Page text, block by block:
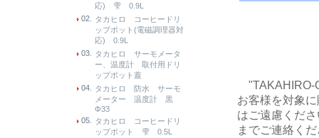
応) 雫 0.9L
02.
タカヒロ コーヒードリ
ップポット(電磁調理器対
応) 0.9L
03.
タカヒロ サーモメータ
ー、温度計 取付用ドリ
ップポット蓋
04.
タカヒロ 防水 サーモ
メーター 温度計 黒
Φ33
05.
タカヒロ コーヒードリ
ップポット 雫 0.5L
"TAKAHIRO-
お客様を対象
はご遠慮くだ
までご連絡く